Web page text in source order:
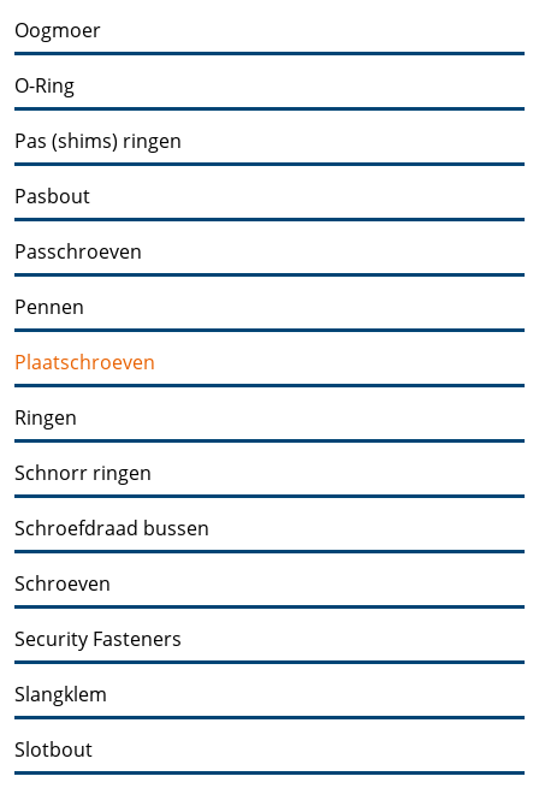
Oogmoer
O-Ring
Pas (shims) ringen
Pasbout
Passchroeven
Pennen
Plaatschroeven
Ringen
Schnorr ringen
Schroefdraad bussen
Schroeven
Security Fasteners
Slangklem
Slotbout